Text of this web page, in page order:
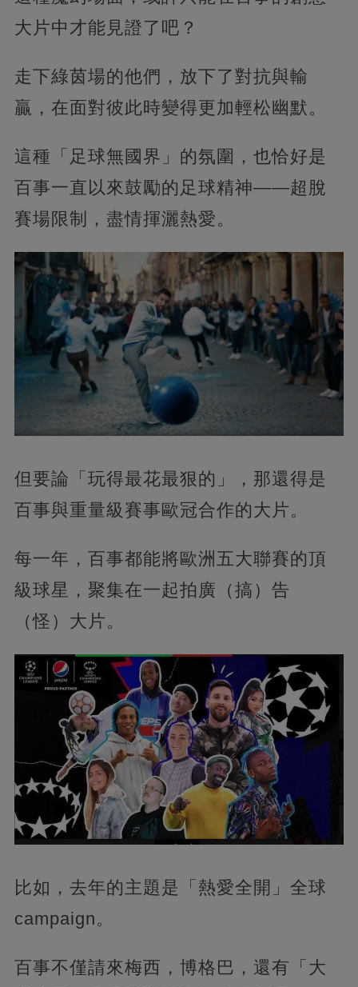
大片中才能見證了吧？
走下綠茵場的他們，放下了對抗與輸
贏，在面對彼此時變得更加輕松幽默。
這種「足球無國界」的氛圍，也恰好是
百事一直以來鼓勵的足球精神——超脫
賽場限制，盡情揮灑熱愛。
但要論「玩得最花最狠的」，那還得是
百事與重量級賽事歐冠合作的大片。
每一年，百事都能將歐洲五大聯賽的頂
級球星，聚集在一起拍廣（搞）告
（怪）大片。
比如，去年的主題是「熱愛全開」全球
campaign。
百事不僅請來梅西，博格巴，還有「大